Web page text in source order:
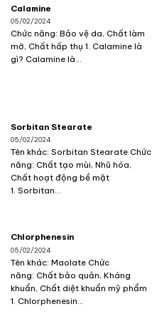
Calamine
05/02/2024
Chức năng: Bảo vệ da, Chất làm
mờ, Chất hấp thụ 1. Calamine là
gì? Calamine là...
Sorbitan Stearate
05/02/2024
Tên khác: Sorbitan Stearate Chức
năng: Chất tạo mùi, Nhũ hóa,
Chất hoạt động bề mặt
1. Sorbitan...
Chlorphenesin
05/02/2024
Tên khác: Maolate Chức
năng: Chất bảo quản, Kháng
khuẩn, Chất diệt khuẩn mỹ phẩm
1. Chlorphenesin...